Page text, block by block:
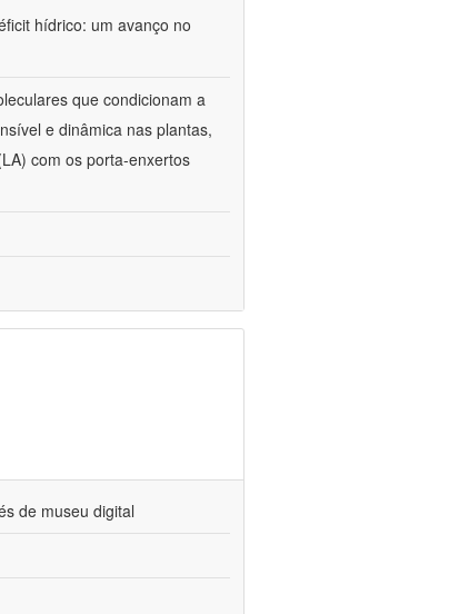
hídrico: um avanço no
que condicionam a
e dinâmica nas plantas,
com os porta-enxertos
de museu digital